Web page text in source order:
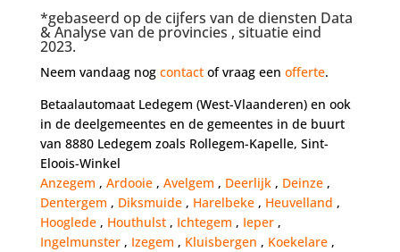
*gebaseerd op de cijfers van de diensten Data
& Analyse van de provincies , situatie eind
2023.
Neem vandaag nog contactof vraag een offerte.
Betaalautomaat Ledegem (West-Vlaanderen) en ook
in de deelgemeentes en de gemeentes in de buurt
van 8880 Ledegem zoals Rollegem-Kapelle, Sint-
Eloois-Winkel
Anzegem , Ardooie , Avelgem , Deerlijk , Deinze ,
Dentergem , Diksmuide , Harelbeke , Heuvelland ,
Hooglede , Houthulst , Ichtegem , Ieper ,
Ingelmunster , Izegem , Kluisbergen , Koekelare ,